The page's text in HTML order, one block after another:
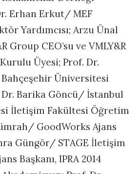
Erhan Erkut/ MEF
Yardımcısı; Arzu Ünal
Group CEO’su ve VMLY&R
Üyesi; Prof. Dr.
Üniversitesi
Barika Göncü/ İstanbul
İletişim Fakültesi Öğretim
GoodWorks Ajans
Güngör/ STAGE İletişim
Başkanı, IPRA 2014